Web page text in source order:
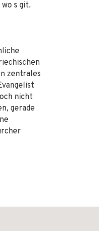
s git.
zentrales
nicht
gerade